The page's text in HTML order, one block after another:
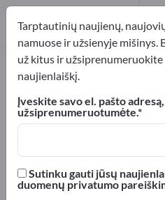
Delikatesai –
tiekėjus
Eksportuotojai
1
Tarptautinių naujienų,
namuose ir užsienyje
už kitus ir
naujienlaiškį.
Įveskite savo el. pašto
užsiprenumeruotumėte.
Sutinku gauti jūsų
duomenų privatumo